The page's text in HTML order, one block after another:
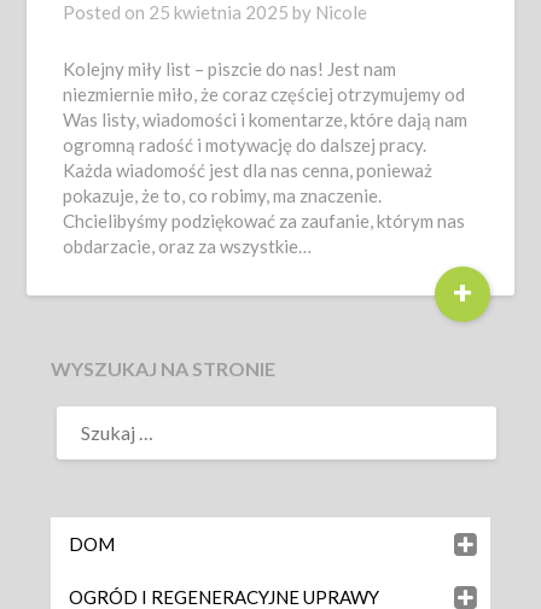
Posted on 25 kwietnia 2025 by Nicole
Kolejny miły list – piszcie do nas! Jest nam
niezmiernie miło, że coraz częściej otrzymujemy od
Was listy, wiadomości i komentarze, które dają nam
ogromną radość i motywację do dalszej pracy.
Każda wiadomość jest dla nas cenna, ponieważ
pokazuje, że to, co robimy, ma znaczenie.
Chcielibyśmy podziękować za zaufanie, którym nas
obdarzacie, oraz za wszystkie…
+
WYSZUKAJ NA STRONIE
DOM
OGRÓD I REGENERACYJNE UPRAWY